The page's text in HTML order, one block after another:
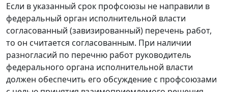
Если в указанный срок профсоюзы не направили в
федеральный орган исполнительной власти
согласованный (завизированный) перечень работ,
то он считается согласованным. При наличии
разногласий по перечню работ руководитель
федерального органа исполнительной власти
должен обеспечить его обсуждение с профсоюзами